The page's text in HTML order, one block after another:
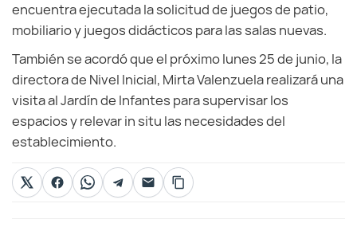
encuentra ejecutada la solicitud de juegos de patio,
mobiliario y juegos didácticos para las salas nuevas.
También se acordó que el próximo lunes 25 de junio, la
directora de Nivel Inicial, Mirta Valenzuela realizará una
visita al Jardín de Infantes para supervisar los
espacios y relevar in situ las necesidades del
establecimiento.